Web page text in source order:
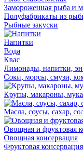
Замороженная рыба и
Полуфабрикаты из
Рыбные закуски
Напитки
Вода
Квас
Лимонады, напитки,
Соки, морсы, смузи,
Крупы, макароны, мука
Масла, соусы, сахар,
Овощная и фруктовая
Овощная консервация
Фруктовая консервация